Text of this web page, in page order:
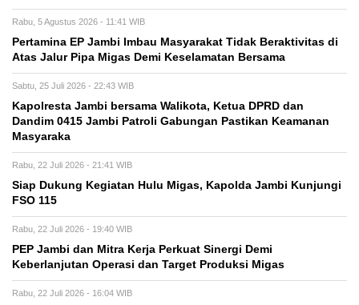
Rabu, 5 Agustus 2026 - 11:41 WIB
Pertamina EP Jambi Imbau Masyarakat Tidak Beraktivitas di
Atas Jalur Pipa Migas Demi Keselamatan Bersama
Sabtu, 25 Juli 2026 - 22:43 WIB
Kapolresta Jambi bersama Walikota, Ketua DPRD dan
Dandim 0415 Jambi Patroli Gabungan Pastikan Keamanan
Masyaraka
Rabu, 22 Juli 2026 - 21:41 WIB
Siap Dukung Kegiatan Hulu Migas, Kapolda Jambi Kunjungi
FSO 115
Rabu, 22 Juli 2026 - 19:40 WIB
PEP Jambi dan Mitra Kerja Perkuat Sinergi Demi
Keberlanjutan Operasi dan Target Produksi Migas
Rabu, 22 Juli 2026 - 16:04 WIB